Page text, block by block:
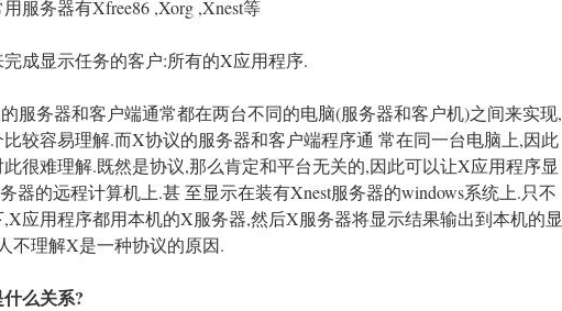
服务器有Xfree86 ,Xorg ,Xnest等
成显示任务的客户:所有的X应用程序.
服务器和客户端通常都在两台不同的电脑(服务器和客户机)之间来实现,
较容易理解.而X协议的服务器和客户端程序通 常在同一台电脑上,因此
很难理解.既然是协议,那么肯定和平台无关的,因此可以让X应用程序显
器的远程计算机上.甚 至显示在装有Xnest服务器的windows系统上.只不
应用程序都用本机的X服务器,然后X服务器将显示结果输出到本机的显
不理解X是一种协议的原因.
么关系?